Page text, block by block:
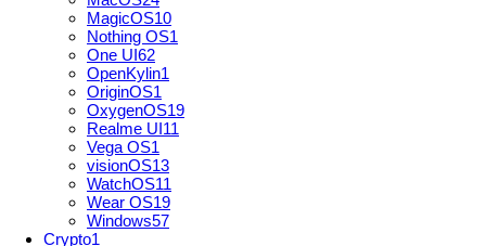
MagicOS10
Nothing OS1
One UI62
OpenKylin1
OriginOS1
OxygenOS19
Realme UI11
Vega OS1
visionOS13
WatchOS11
Wear OS19
Windows57
Crypto1